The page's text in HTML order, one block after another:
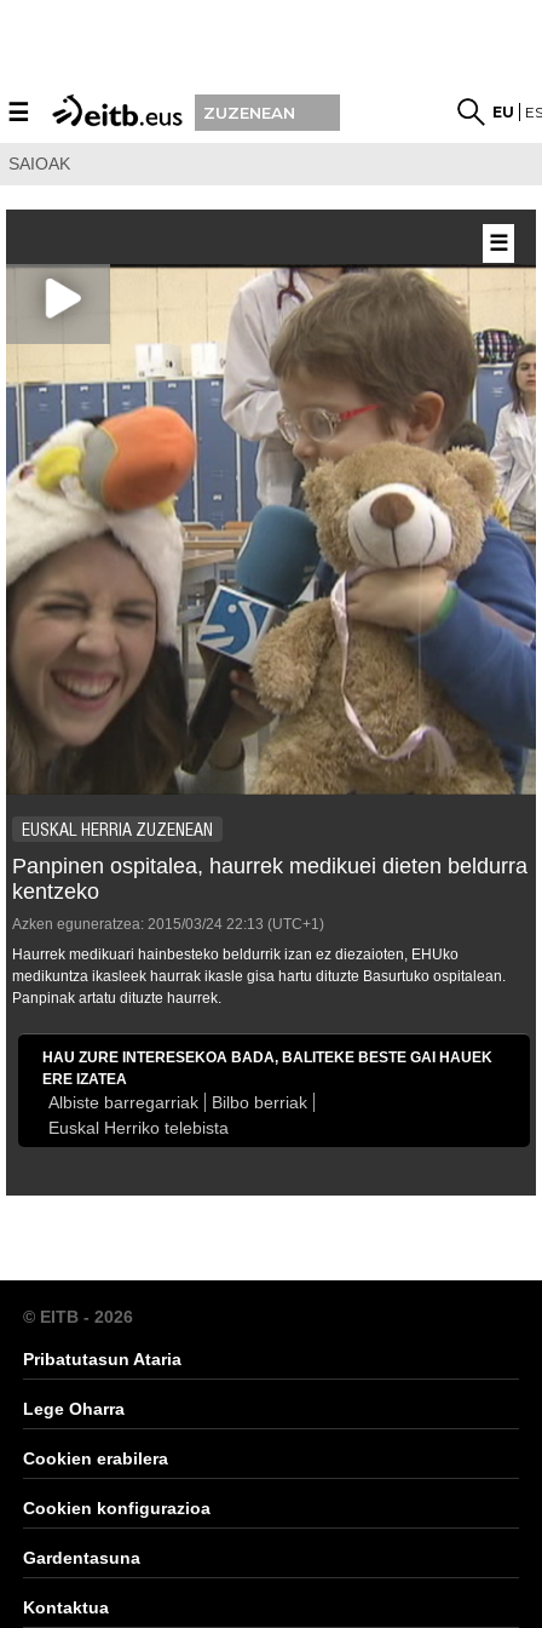
☰ ZUZENEAN EU
SAIOAK
EUSKAL HERRIA ZUZENEAN
Panpinen ospitalea, haurrek medikuei dieten beldurra
kentzeko
Azken eguneratzea: 2015/03/24 22:13 (UTC+1)
Haurrek medikuari hainbesteko beldurrik izan ez diezaioten, EHUko
medikuntza ikasleek haurrak ikasle gisa hartu dituzte Basurtuko ospitalean.
Panpinak artatu dituzte haurrek.
HAU ZURE INTERESEKOA BADA, BALITEKE BESTE GAI HAUEK
ERE IZATEA
Albiste barregarriak
Bilbo berriak
Euskal Herriko telebista
☰
© EITB - 2026
Pribatutasun Ataria
Lege Oharra
Cookien erabilera
Cookien konfigurazioa
Gardentasuna
Kontaktua